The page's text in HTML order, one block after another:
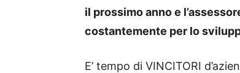
il prossimo anno e
costantemente per lo
E’ tempo di VINCITORI